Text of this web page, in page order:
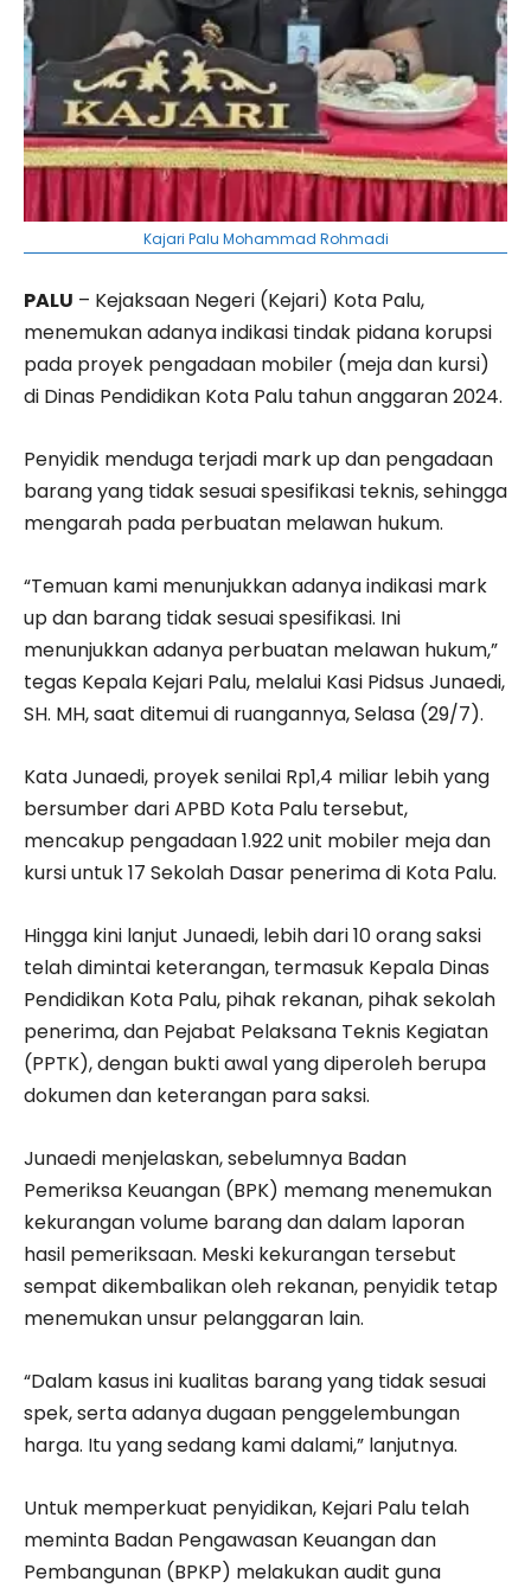
Kajari Palu Mohammad Rohmadi
PALU – Kejaksaan Negeri (Kejari) Kota Palu,
menemukan adanya indikasi tindak pidana korupsi
pada proyek pengadaan mobiler (meja dan kursi)
di Dinas Pendidikan Kota Palu tahun anggaran 2024.
Penyidik menduga terjadi mark up dan pengadaan
barang yang tidak sesuai spesifikasi teknis, sehingga
mengarah pada perbuatan melawan hukum.
“Temuan kami menunjukkan adanya indikasi mark
up dan barang tidak sesuai spesifikasi. Ini
menunjukkan adanya perbuatan melawan hukum,”
tegas Kepala Kejari Palu, melalui Kasi Pidsus Junaedi,
SH. MH, saat ditemui di ruangannya, Selasa (29/7).
Kata Junaedi, proyek senilai Rp1,4 miliar lebih yang
bersumber dari APBD Kota Palu tersebut,
mencakup pengadaan 1.922 unit mobiler meja dan
kursi untuk 17 Sekolah Dasar penerima di Kota Palu.
Hingga kini lanjut Junaedi, lebih dari 10 orang saksi
telah dimintai keterangan, termasuk Kepala Dinas
Pendidikan Kota Palu, pihak rekanan, pihak sekolah
penerima, dan Pejabat Pelaksana Teknis Kegiatan
(PPTK), dengan bukti awal yang diperoleh berupa
dokumen dan keterangan para saksi.
Junaedi menjelaskan, sebelumnya Badan
Pemeriksa Keuangan (BPK) memang menemukan
kekurangan volume barang dan dalam laporan
hasil pemeriksaan. Meski kekurangan tersebut
sempat dikembalikan oleh rekanan, penyidik tetap
menemukan unsur pelanggaran lain.
“Dalam kasus ini kualitas barang yang tidak sesuai
spek, serta adanya dugaan penggelembungan
harga. Itu yang sedang kami dalami,” lanjutnya.
Untuk memperkuat penyidikan, Kejari Palu telah
meminta Badan Pengawasan Keuangan dan
Pembangunan (BPKP) melakukan audit guna